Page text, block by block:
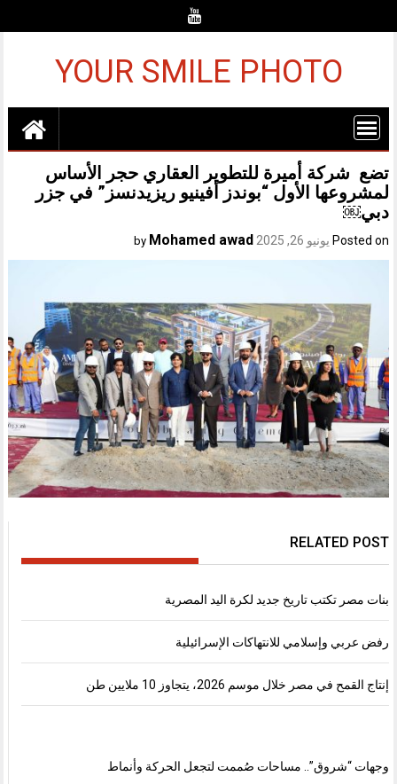
YOUR SMILE PHOTO
تضع شركة أميرة للتطوير العقاري حجر الأساس
لمشروعها الأول “بوندز أفينيو ريزيدنسز” في جزر
دبي￼
Posted on يونيو 26, 2025 Mohamed awad
RELATED POST
بنات مصر تكتب تاريخ جديد لكرة اليد المصرية
رفض عربي وإسلامي للانتهاكات الإسرائيلية
إنتاج القمح في مصر خلال موسم 2026، يتجاوز 10 ملايين طن
وجهات “شروق”.. مساحات صُممت لتجعل الحركة وأنماط